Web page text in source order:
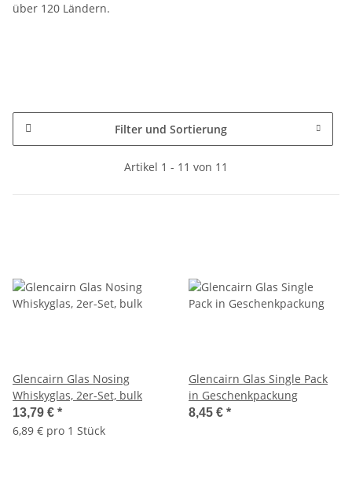
über 120 Ländern.
Filter und Sortierung
Artikel 1 - 11 von 11
Glencairn Glas Nosing
Whiskyglas, 2er-Set, bulk
13,79 € *
6,89 € pro 1 Stück
Glencairn Glas Single Pack
in Geschenkpackung
8,45 € *